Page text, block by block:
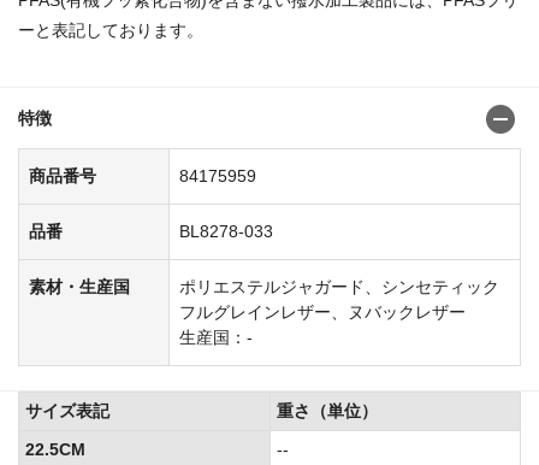
ーと表記しております。
特徴
商品番号 84175959
品番 BL8278-033
素材・生産国
ポリエステルジャガード、シンセティック
フルグレインレザー、ヌバックレザー
生産国：-
サイズ表記
重さ（単位）
22.5CM
--